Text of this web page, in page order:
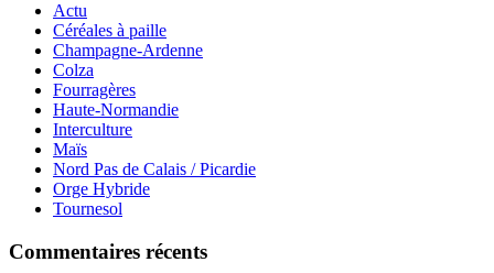
Actu
Céréales à paille
Champagne-Ardenne
Colza
Fourragères
Haute-Normandie
Interculture
Maïs
Nord Pas de Calais / Picardie
Orge Hybride
Tournesol
Commentaires récents